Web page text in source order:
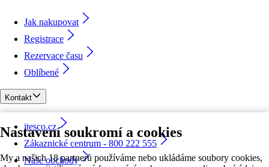
Nastavení soukromí a cookies
My a našich 18 partnerů používáme nebo ukládáme soubory cookies,
Jak nakupovat
Registrace
Rezervace času
Oblíbené
Kontakt
itesco.cz
Zákaznické centrum - 800 222 555
Naše obchody